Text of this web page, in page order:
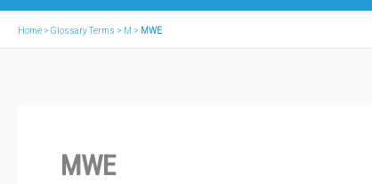
Home > Glossary Terms > M > MWE
MWE